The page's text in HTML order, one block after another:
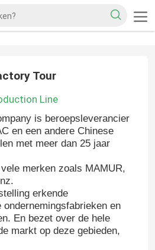
Tour
Line
is beroepsleverancier
en een andere Chinese
met meer dan 25 jaar
merken zoals MAMUR,
erkende
en
En bezet over de hele
markt op deze gebieden,